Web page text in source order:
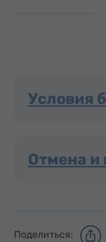
Условия
Отмена и
Поделиться: